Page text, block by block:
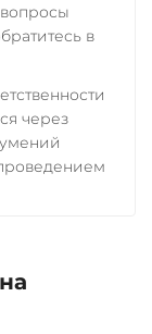
в
через